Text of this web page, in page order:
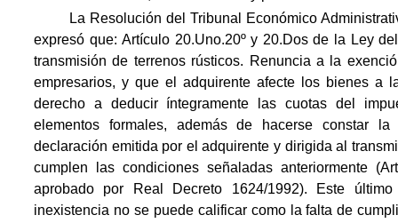
La Resolución del Tribunal Económico
expresó que: Artículo 20.Uno.20º y 20.Dos de la Ley
transmisión de terrenos rústicos. Renuncia a la
empresarios, y que el adquirente afecte los bienes a
derecho a deducir íntegramente las cuotas del
elementos formales, además de hacerse constar
declaración emitida por el adquirente y dirigida al
cumplen las condiciones señaladas anteriormente
aprobado por Real Decreto 1624/1992). Este
inexistencia no se puede calificar como la falta de